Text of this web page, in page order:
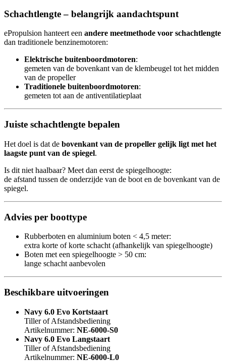
Schachtlengte – belangrijk aandachtspunt
ePropulsion hanteert een andere meetmethode voor schachtlengte
dan traditionele benzinemotoren:
Elektrische buitenboordmotoren:
gemeten van de bovenkant van de klembeugel tot het midden
van de propeller
Traditionele buitenboordmotoren:
gemeten tot aan de antiventilatieplaat
Juiste schachtlengte bepalen
Het doel is dat de bovenkant van de propeller gelijk ligt met het
laagste punt van de spiegel.
Is dit niet haalbaar? Meet dan eerst de spiegelhoogte:
de afstand tussen de onderzijde van de boot en de bovenkant van de
spiegel.
Advies per boottype
Rubberboten en aluminium boten < 4,5 meter:
extra korte of korte schacht (afhankelijk van spiegelhoogte)
Boten met een spiegelhoogte > 50 cm:
lange schacht aanbevolen
Beschikbare uitvoeringen
Navy 6.0 Evo Kortstaart
Tiller of Afstandsbediening
Artikelnummer: NE-6000-S0
Navy 6.0 Evo Langstaart
Tiller of Afstandsbediening
Artikelnummer: NE-6000-L0